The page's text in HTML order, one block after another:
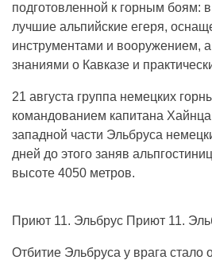
подготовленной к горным боям:
лучшие альпийские егеря,
инструментами и вооружением,
знаниями о Кавказе и
21 августа группа немецких
командованием капитана
западной части Эльбруса
дней до этого заняв
высоте 4050 метров.
Приют 11. Эльбрус Приют 11.
Отбитие Эльбруса у врага стало